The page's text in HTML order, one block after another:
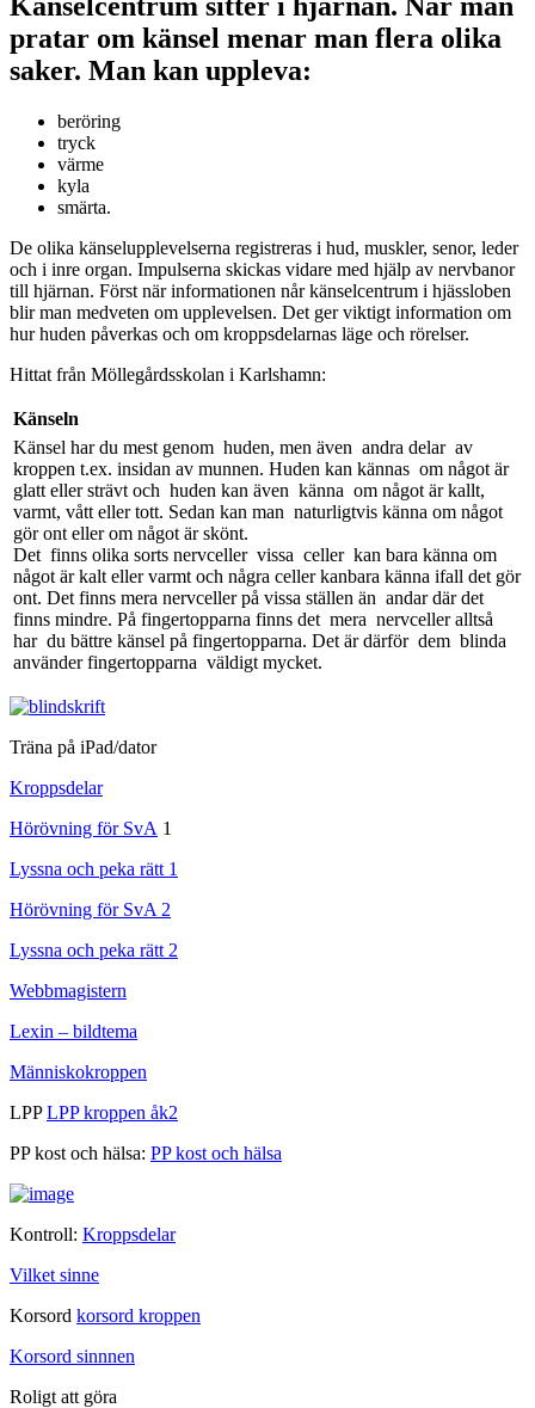
pratar om känsel menar man flera olika
saker. Man kan uppleva:
beröring
tryck
värme
kyla
smärta.
De olika känselupplevelserna registreras i hud, muskler, senor, leder
och i inre organ. Impulserna skickas vidare med hjälp av nervbanor
till hjärnan. Först när informationen når känselcentrum i hjässloben
blir man medveten om upplevelsen. Det ger viktigt information om
hur huden påverkas och om kroppsdelarnas läge och rörelser.
Hittat från Möllegårdsskolan i Karlshamn:
Känseln
Känsel har du mest genom huden, men även andra delar av
kroppen t.ex. insidan av munnen. Huden kan kännas om något är
glatt eller strävt och huden kan även känna om något är kallt,
varmt, vått eller tott. Sedan kan man naturligtvis känna om något
gör ont eller om något är skönt.
Det finns olika sorts nervceller vissa celler kan bara känna om
något är kalt eller varmt och några celler kanbara känna ifall det gör
ont. Det finns mera nervceller på vissa ställen än andar där det
finns mindre. På fingertopparna finns det mera nervceller alltså
har du bättre känsel på fingertopparna. Det är därför dem blinda
använder fingertopparna väldigt mycket.
Träna på iPad/dator
Kroppsdelar
Hörövning för SvA 1
Lyssna och peka rätt 1
Hörövning för SvA 2
Lyssna och peka rätt 2
Webbmagistern
Lexin – bildtema
Människokroppen
LPPLPP kroppen åk2
PP kost och hälsa: PP kost och hälsa
Kontroll: Kroppsdelar
Vilket sinne
Korsord korsord kroppen
Korsord sinnnen
Roligt att göra